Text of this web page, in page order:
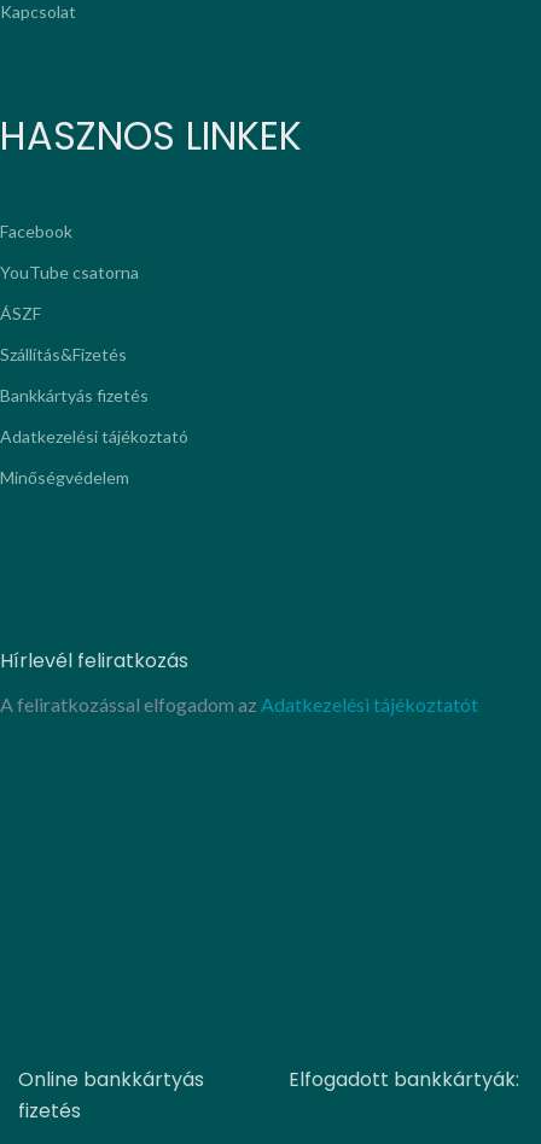
Kapcsolat
HASZNOS LINKEK
Facebook
YouTube csatorna
ÁSZF
Szállítás&Fizetés
Bankkártyás fizetés
Adatkezelési tájékoztató
Minőségvédelem
Hírlevél feliratkozás
A feliratkozással elfogadom az Adatkezelési tájékoztatót
Online bankkártyás
fizetés
Elfogadott bankkártyák: